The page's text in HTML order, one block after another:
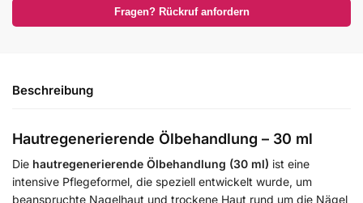
Fragen? Rückruf anfordern
Beschreibung
Hautregenerierende Ölbehandlung – 30 ml
Die hautregenerierende Ölbehandlung (30 ml) ist eine
intensive Pflegeformel, die speziell entwickelt wurde, um
beanspruchte Nagelhaut und trockene Haut rund um die Nägel